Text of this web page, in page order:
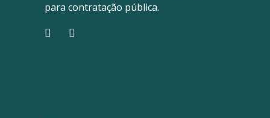
para contratação pública.